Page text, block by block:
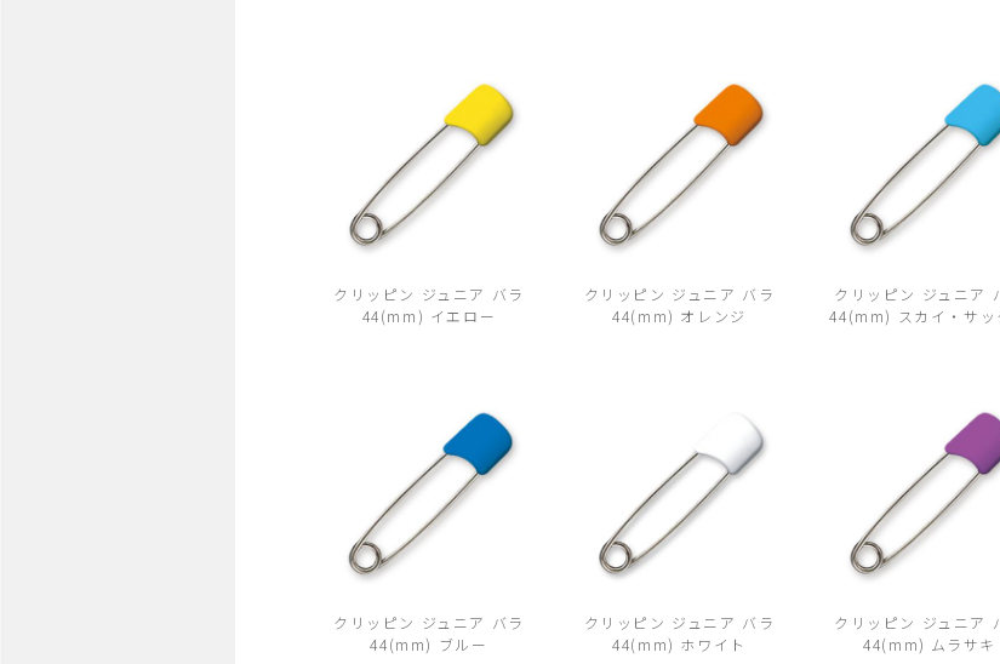
クリッピン ジュニア バラ
44(mm) イエロー
クリッピン ジュニア バラ
44(mm) オレンジ
クリッピン ジュニア
44(mm) スカイ・サッ
クリッピン ジュニア バラ
44(mm) ブルー
クリッピン ジュニア バラ
44(mm) ホワイト
クリッピン ジュニア
44(mm) ムラサキ